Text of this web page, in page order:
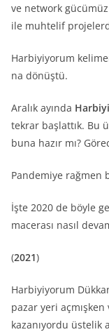
ve network
ile muhtelif
Harbiyiyorum
na dönüştü.
Aralık ayında
tekrar başlattık. Bu
buna hazır mı?
Pandemiye rağmen
İşte 2020 de böyle
macerası nasıl
(2021)
Harbiyiyorum
pazar yeri
kazanıyordu üstelik